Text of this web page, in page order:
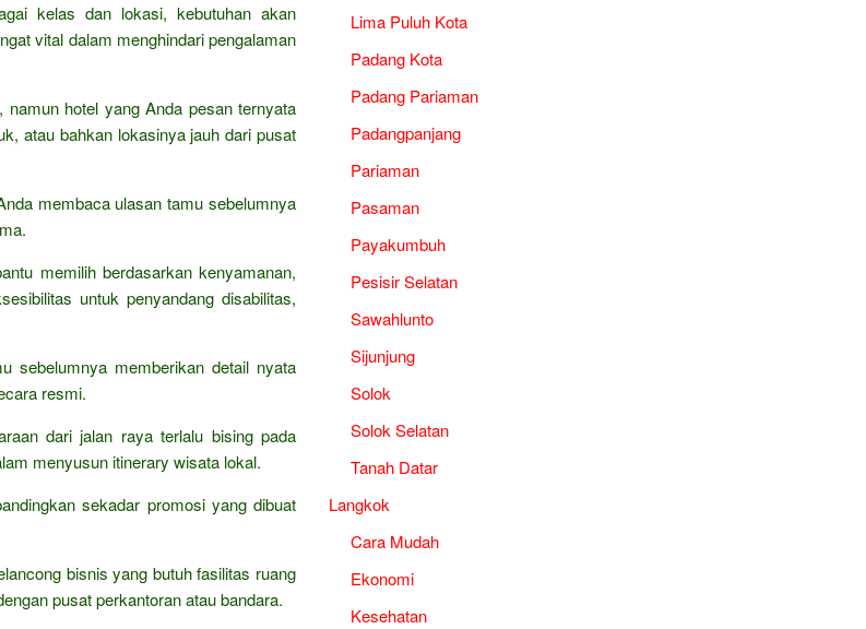
kelas dan lokasi, kebutuhan akan
vital dalam menghindari pengalaman
hotel yang Anda pesan ternyata
atau bahkan lokasinya jauh dari pusat
membaca ulasan tamu sebelumnya
memilih berdasarkan kenyamanan,
untuk penyandang disabilitas,
sebelumnya memberikan detail nyata
resmi.
dari jalan raya terlalu bising pada
menyusun itinerary wisata lokal.
sekadar promosi yang dibuat
bisnis yang butuh fasilitas ruang
pusat perkantoran atau bandara.
Lima Puluh Kota
Padang Kota
Padang Pariaman
Padangpanjang
Pariaman
Pasaman
Payakumbuh
Pesisir Selatan
Sawahlunto
Sijunjung
Solok
Solok Selatan
Tanah Datar
Langkok
Cara Mudah
Ekonomi
Kesehatan